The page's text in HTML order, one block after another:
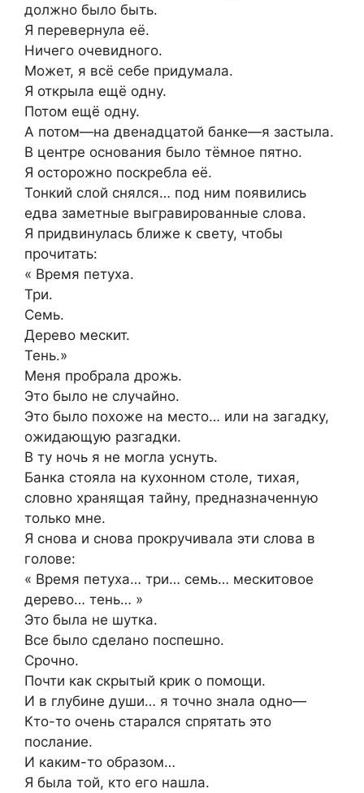
должно было быть.
Я перевернула её.
Ничего очевидного.
Может, я всё себе придумала.
Я открыла ещё одну.
Потом ещё одну.
А потом—на двенадцатой банке—я застыла.
В центре основания было тёмное пятно.
Я осторожно поскребла её.
Тонкий слой снялся… под ним появились
едва заметные выгравированные слова.
Я придвинулась ближе к свету, чтобы
прочитать:
« Время петуха.
Три.
Семь.
Дерево мескит.
Тень.»
Меня пробрала дрожь.
Это было не случайно.
Это было похоже на место… или на загадку,
ожидающую разгадки.
В ту ночь я не могла уснуть.
Банка стояла на кухонном столе, тихая,
словно хранящая тайну, предназначенную
только мне.
Я снова и снова прокручивала эти слова в
голове:
« Время петуха… три… семь… мескитовое
дерево… тень… »
Это была не шутка.
Все было сделано поспешно.
Срочно.
Почти как скрытый крик о помощи.
И в глубине души… я точно знала одно—
Кто-то очень старался спрятать это
послание.
И каким-то образом…
Я была той, кто его нашла.